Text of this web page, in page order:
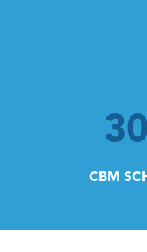
CBM